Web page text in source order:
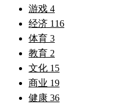
游戏 4
经济 116
体育 3
教育 2
文化 15
商业 19
健康 36